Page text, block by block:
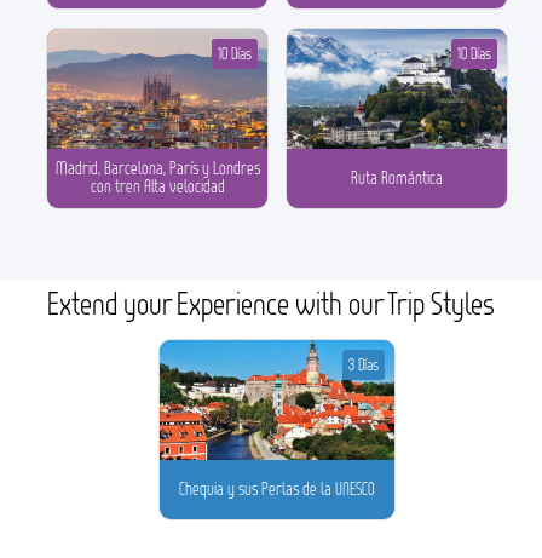
Madrid, Barcelona, París y Londres
con tren Alta velocidad
10 Días
Ruta Romántica
10 Días
Extend your Experience with our Trip Styles
Chequia y sus Perlas de la UNESCO
3 Días